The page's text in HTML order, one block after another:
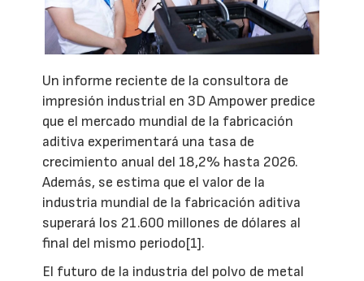
Un informe reciente de la consultora de
impresión industrial en 3D Ampower predice
que el mercado mundial de la fabricación
aditiva experimentará una tasa de
crecimiento anual del 18,2% hasta 2026.
Además, se estima que el valor de la
industria mundial de la fabricación aditiva
superará los 21.600 millones de dólares al
final del mismo periodo[1].
El futuro de la industria del polvo de metal